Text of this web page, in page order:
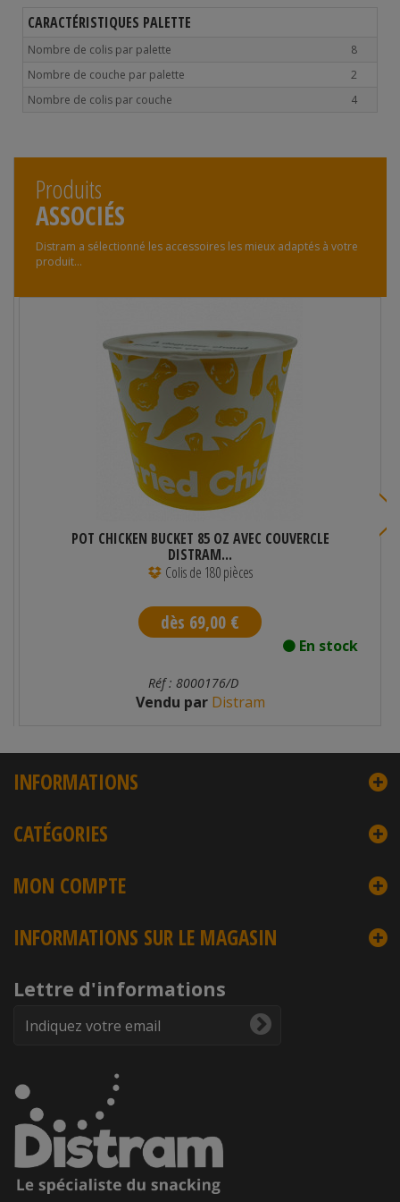
CARACTÉRISTIQUES PALETTE
Nombre de colis par palette
8
Nombre de couche par palette
2
Nombre de colis par couche
4
Produits
ASSOCIÉS
Distram a sélectionné les accessoires les mieux adaptés à votre
produit...
POT CHICKEN BUCKET 85 OZ AVEC COUVERCLE
DISTRAM...
Colis de 180 pièces
dès 69,00 €
En stock
Réf : 8000176/D
Vendu parDistram
INFORMATIONS
CATÉGORIES
MON COMPTE
INFORMATIONS SUR LE MAGASIN
Lettre d'informations